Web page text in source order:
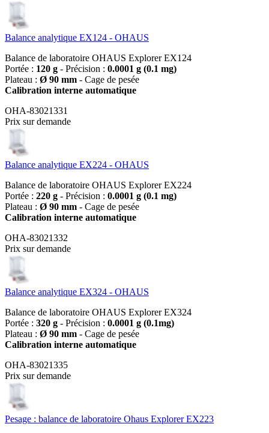
Balance analytique EX124 - OHAUS
Balance de laboratoire OHAUS Explorer EX124
Portée : 120 g - Précision : 0.0001 g (0.1 mg)
Plateau : Ø 90 mm - Cage de pesée
Calibration interne automatique
OHA-83021331
Prix sur demande
Balance analytique EX224 - OHAUS
Balance de laboratoire OHAUS Explorer EX224
Portée : 220 g - Précision : 0.0001 g (0.1 mg)
Plateau : Ø 90 mm - Cage de pesée
Calibration interne automatique
OHA-83021332
Prix sur demande
Balance analytique EX324 - OHAUS
Balance de laboratoire OHAUS Explorer EX324
Portée : 320 g - Précision : 0.0001 g (0.1mg)
Plateau : Ø 90 mm - Cage de pesée
Calibration interne automatique
OHA-83021335
Prix sur demande
Pesage : balance de laboratoire Ohaus Explorer EX223